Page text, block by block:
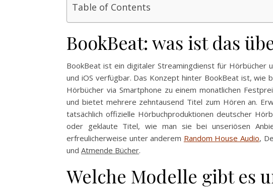
Table of Contents
BookBeat: was ist das
BookBeat ist ein digitaler Streamingdienst für Hörbücher
und iOS verfügbar. Das Konzept hinter BookBeat ist, wie
Hörbücher via Smartphone zu einem monatlichen
und bietet mehrere zehntausend Titel zum Hören an.
tatsächlich offizielle Hörbuchproduktionen deutscher
oder geklaute Titel, wie man sie bei unseriösen
erfreulicherweise unter anderem Random House Audio,
und Atmende Bücher.
Welche Modelle gibt es